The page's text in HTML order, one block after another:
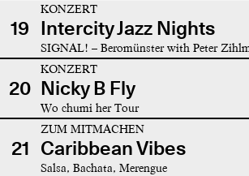
19
KONZERT
Intercity Jazz Nights
SIGNAL! – Beromünster with Peter
20
KONZERT
Nicky B Fly
Wo chumi her Tour
21
ZUM MITMACHEN
Caribbean Vibes
Salsa, Bachata, Merengue